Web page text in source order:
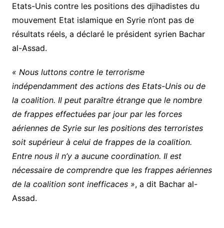
Etats-Unis contre les positions des djihadistes du
mouvement Etat islamique en Syrie n’ont pas de
résultats réels, a déclaré le président syrien Bachar
al-Assad.
« Nous luttons contre le terrorisme
indépendamment des actions des Etats-Unis ou de
la coalition. Il peut paraître étrange que le nombre
de frappes effectuées par jour par les forces
aériennes de Syrie sur les positions des terroristes
soit supérieur à celui de frappes de la coalition.
Entre nous il n’y a aucune coordination. Il est
nécessaire de comprendre que les frappes aériennes
de la coalition sont inefficaces », a dit Bachar al-
Assad.